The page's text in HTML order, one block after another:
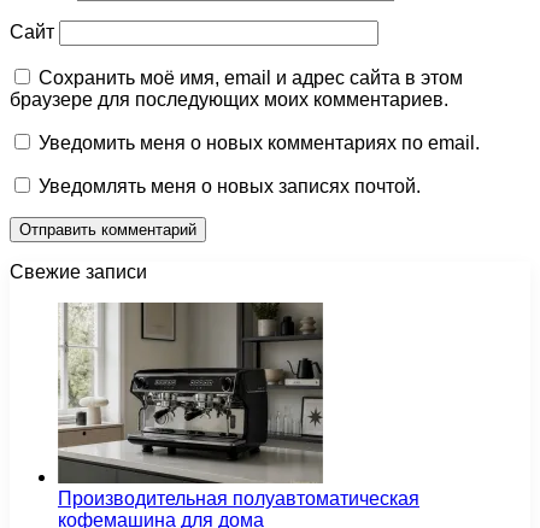
Сайт
Сохранить моё имя, email и адрес сайта в этом
браузере для последующих моих комментариев.
Уведомить меня о новых комментариях по email.
Уведомлять меня о новых записях почтой.
Свежие записи
Производительная полуавтоматическая
кофемашина для дома